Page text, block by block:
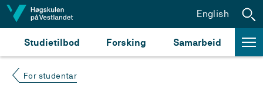
Hopp til innhald
Studietilbod Forsking Samarbeid
English
For studentar